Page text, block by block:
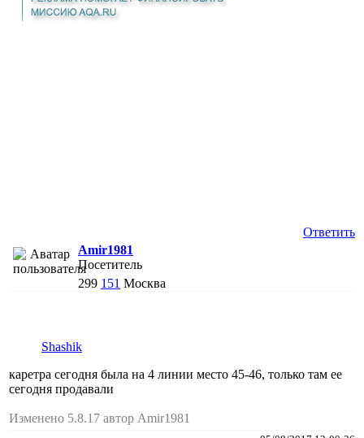
Ответить
Amir1981
Посетитель
299 151 Москва
Shashik
каретра сегодня была на 4 линии место 45-46, только там ее
сегодня продавали
Изменено 5.8.17 автор Amir1981